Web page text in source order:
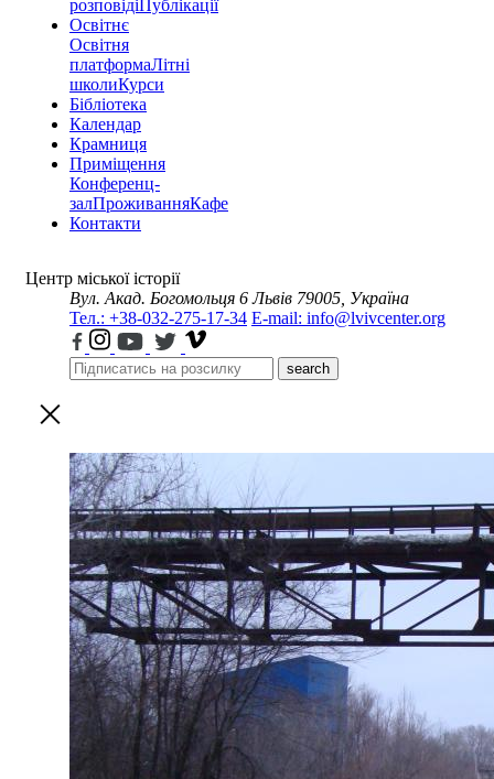
розповідіПублікації
Освітнє
Освітня
платформаЛітні
школиКурси
Бібліотека
Календар
Крамниця
Приміщення
Конференц-
залПроживанняКафе
Контакти
Центр міської історії
Вул. Акад. Богомольця 6 Львів 79005, Україна
Тел.: +38-032-275-17-34 E-mail: info@lvivcenter.org
search